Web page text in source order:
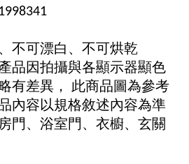
不可漂白、不可烘乾
品因拍攝與各顯示器顯色
有差異，
此商品圖為參考
內容以規格敘述內容為準
門、浴室門、衣櫥、玄關